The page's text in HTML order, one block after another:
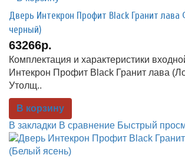
Дверь Интекрон Профит Black Гранит
черный)
63266р.
Комплектация и характеристики
Интекрон Профит Black Гранит лава
Утолщ..
В корзину
В закладки В сравнение Быстрый